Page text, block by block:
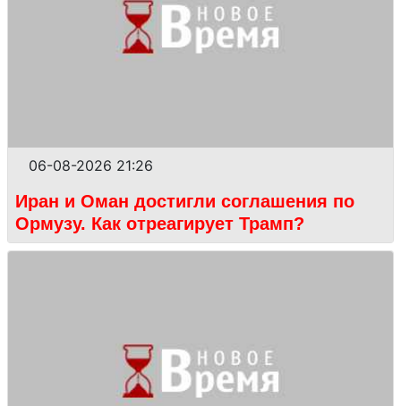
06-08-2026 21:26
Иран и Оман достигли соглашения по
Ормузу. Как отреагирует Трамп?